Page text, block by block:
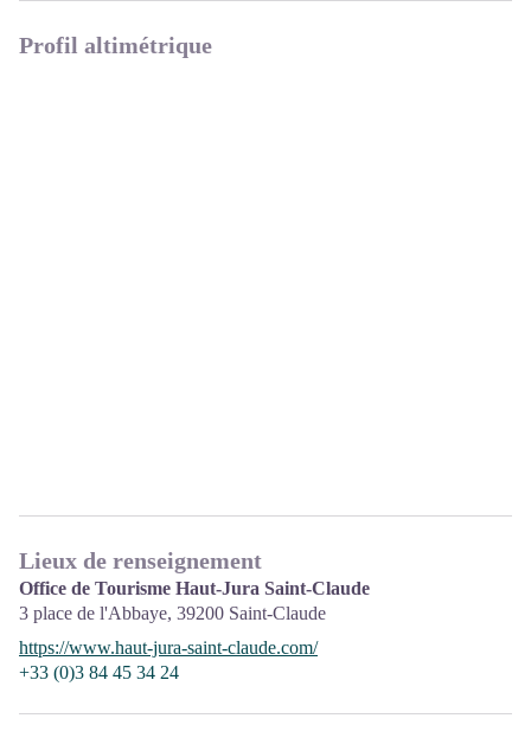
Profil altimétrique
Lieux de renseignement
Office de Tourisme Haut-Jura Saint-Claude
3 place de l'Abbaye, 39200 Saint-Claude
https://www.haut-jura-saint-claude.com/
+33 (0)3 84 45 34 24